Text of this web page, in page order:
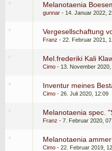
Melanotaenia
gunnar 14. Januar 2022,
Vergesellschaftung
Franz 22. Februar 2021,
Mel.frederiki Kali
Cimo 13. November
Inventur meines
Cimo 26. Juli 2020, 12:09
Melanotaenia spec.
Franz 7. Februar 2020,
Melanotaenia
Cimo 22. Februar 2019,